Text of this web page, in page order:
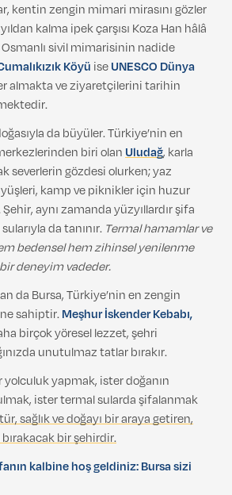
kentin zengin mimari mirasını gözler
kalma ipek çarşısı Koza Han hâlâ
Osmanlı sivil mimarisinin nadide
Köyü iseUNESCO Dünya
almakta ve ziyaretçilerini tarihin
da büyüler. Türkiye’nin en
biri olan Uludağ, karla
severlerin gözdesi olurken; yaz
kamp ve piknikler için huzur
aynı zamanda yüzyıllardır şifa
da tanınır. Termal hamamlar ve
bedensel hem zihinsel yenilenme
deneyim vadeder.
da Bursa, Türkiye’nin en zengin
sahiptir.Meşhur İskender Kebabı,
birçok yöresel lezzet, şehri
unutulmaz tatlar bırakır.
yapmak, ister doğanın
ister termal sularda şifalanmak
sağlık ve doğayı bir araya getiren,
bir şehirdir.
kalbine hoş geldiniz: Bursa sizi